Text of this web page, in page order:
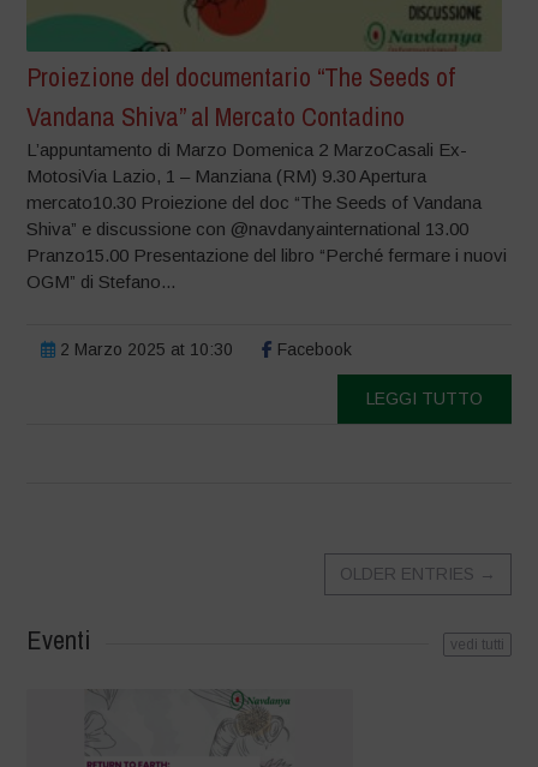
Proiezione del documentario “The Seeds of
Vandana Shiva” al Mercato Contadino
L’appuntamento di Marzo Domenica 2 MarzoCasali Ex-
MotosiVia Lazio, 1 – Manziana (RM) 9.30 Apertura
mercato10.30 Proiezione del doc “The Seeds of Vandana
Shiva” e discussione con @navdanyainternational 13.00
Pranzo15.00 Presentazione del libro “Perché fermare i nuovi
OGM” di Stefano...
2 Marzo 2025 at 10:30 Facebook
LEGGI TUTTO
OLDER ENTRIES →
Eventi vedi tutti